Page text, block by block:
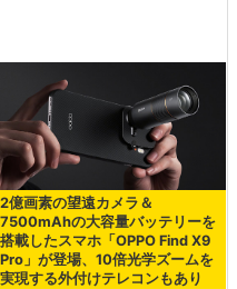
2億画素の望遠カメラ＆
7500mAhの大容量バッテリーを
搭載したスマホ「OPPO Find X9
Pro」が登場、10倍光学ズームを
実現する外付けテレコンもあり